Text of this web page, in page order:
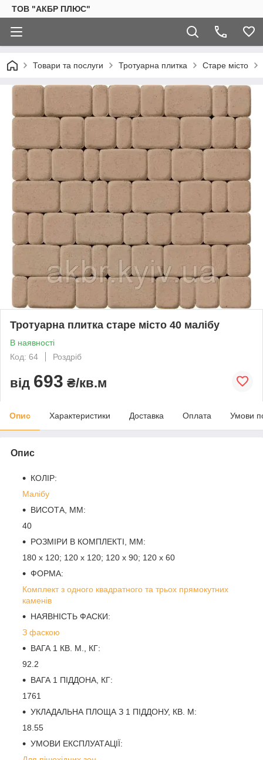
ТОВ "АКБР ПЛЮС"
Товари та послуги Тротуарна плитка Старе місто
Тротуарна плитка старе місто 40 малібу
В наявності
Код: 64
Роздріб
від 693 ₴/кв.м
Опис Характеристики Доставка Оплата Умови
Опис
КОЛІР:
Малібу
ВИСОТА, ММ:
40
РОЗМІРИ В КОМПЛЕКТІ, ММ:
180 х 120; 120 х 120; 120 х 90; 120 х 60
ФОРМА:
Комплект з одного квадратного та трьох прямокутних
каменів
НАЯВНІСТЬ ФАСКИ:
З фаскою
ВАГА 1 КВ. М., КГ:
92.2
ВАГА 1 ПІДДОНА, КГ:
1761
УКЛАДАЛЬНА ПЛОЩА З 1 ПІДДОНУ, КВ. М:
18.55
УМОВИ ЕКСПЛУАТАЦІЇ: